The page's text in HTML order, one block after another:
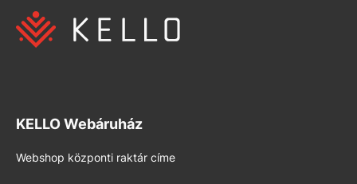
KELLO Webáruház
Webshop központi raktár címe